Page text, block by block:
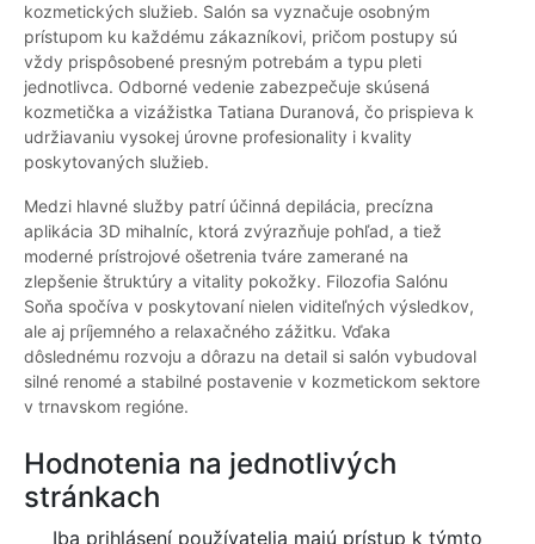
kozmetických služieb. Salón sa vyznačuje osobným
prístupom ku každému zákazníkovi, pričom postupy sú
vždy prispôsobené presným potrebám a typu pleti
jednotlivca. Odborné vedenie zabezpečuje skúsená
kozmetička a vizážistka Tatiana Duranová, čo prispieva k
udržiavaniu vysokej úrovne profesionality i kvality
poskytovaných služieb.
Medzi hlavné služby patrí účinná depilácia, precízna
aplikácia 3D mihalníc, ktorá zvýrazňuje pohľad, a tiež
moderné prístrojové ošetrenia tváre zamerané na
zlepšenie štruktúry a vitality pokožky. Filozofia Salónu
Soňa spočíva v poskytovaní nielen viditeľných výsledkov,
ale aj príjemného a relaxačného zážitku. Vďaka
dôslednému rozvoju a dôrazu na detail si salón vybudoval
silné renomé a stabilné postavenie v kozmetickom sektore
v trnavskom regióne.
Hodnotenia na jednotlivých
stránkach
Iba prihlásení používatelia majú prístup k týmto